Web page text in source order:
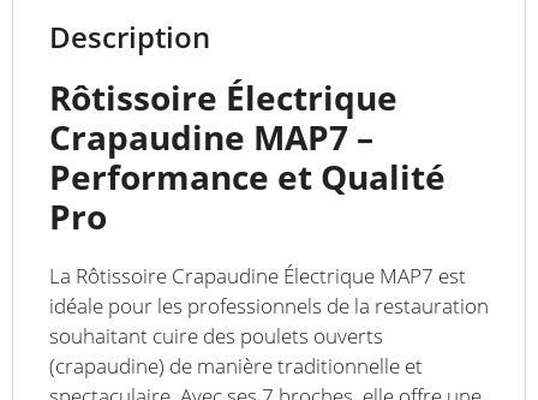
Description
Rôtissoire Électrique
Crapaudine MAP7 –
Performance et Qualité
Pro
La Rôtissoire Crapaudine Électrique MAP7 est
idéale pour les professionnels de la restauration
souhaitant cuire des poulets ouverts
(crapaudine) de manière traditionnelle et